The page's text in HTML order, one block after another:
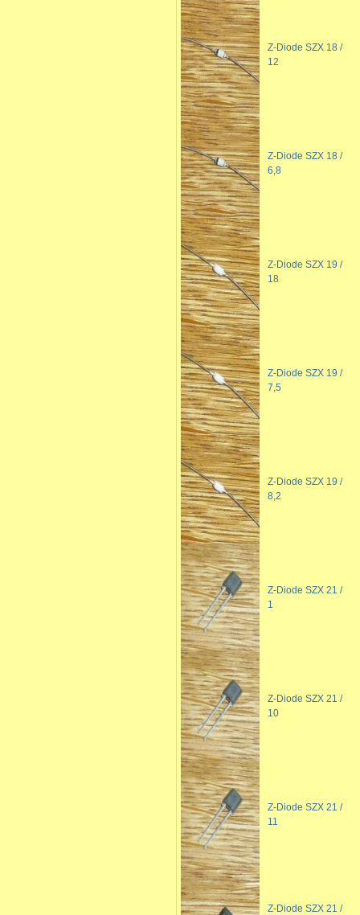
Z-Diode SZX 18 /
12
Z-Diode SZX 18 /
6,8
Z-Diode SZX 19 /
18
Z-Diode SZX 19 /
7,5
Z-Diode SZX 19 /
8,2
Z-Diode SZX 21 /
1
Z-Diode SZX 21 /
10
Z-Diode SZX 21 /
11
Z-Diode SZX 21 /